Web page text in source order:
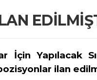
Yapılacak
ilan